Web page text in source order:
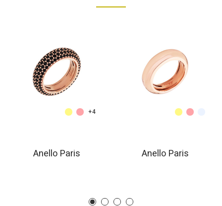
Anello Paris
+4
Anello Paris